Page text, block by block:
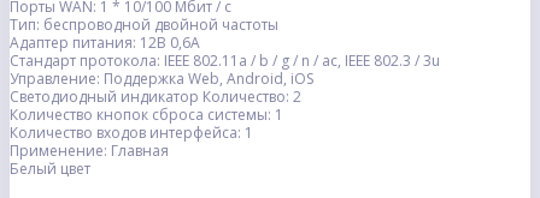
Порты WAN: 1 * 10/100 Мбит / с
Тип: беспроводной двойной частоты
Адаптер питания: 12В 0,6А
Стандарт протокола: IEEE 802.11a / b / g / n / ac, IEEE 802.3 / 3u
Управление: Поддержка Web, Android, iOS
Светодиодный индикатор Количество: 2
Количество кнопок сброса системы: 1
Количество входов интерфейса: 1
Применение: Главная
Белый цвет